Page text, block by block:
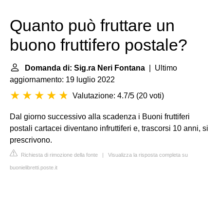
Quanto può fruttare un
buono fruttifero postale?
Domanda di: Sig.ra Neri Fontana | Ultimo
aggiornamento: 19 luglio 2022
Valutazione: 4.7/5 (20 voti)
Dal giorno successivo alla scadenza i Buoni fruttiferi
postali cartacei diventano infruttiferi e, trascorsi 10 anni, si
prescrivono.
Richiesta di rimozione della fonte | Visualizza la risposta completa su
buonielibretti.poste.it